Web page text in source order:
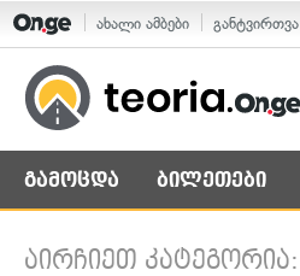
ახალი ამბები განტვირთვა
გამოცდა ბილეთები
აირჩიეთ კატეგორია: